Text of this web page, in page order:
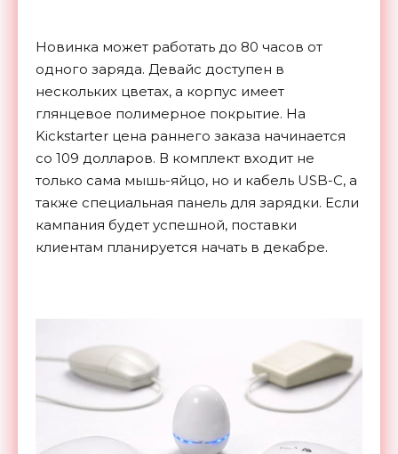
Новинка может работать до 80 часов от
одного заряда. Девайс доступен в
нескольких цветах, а корпус имеет
глянцевое полимерное покрытие. На
Kickstarter цена раннего заказа начинается
со 109 долларов. В комплект входит не
только сама мышь-яйцо, но и кабель USB-C, а
также специальная панель для зарядки. Если
кампания будет успешной, поставки
клиентам планируется начать в декабре.